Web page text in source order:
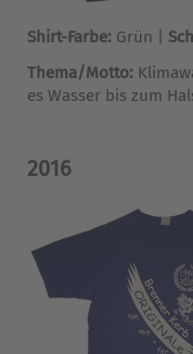
Shirt-Farbe: Grün |
Thema/Motto:
es Wasser bis zum
2016